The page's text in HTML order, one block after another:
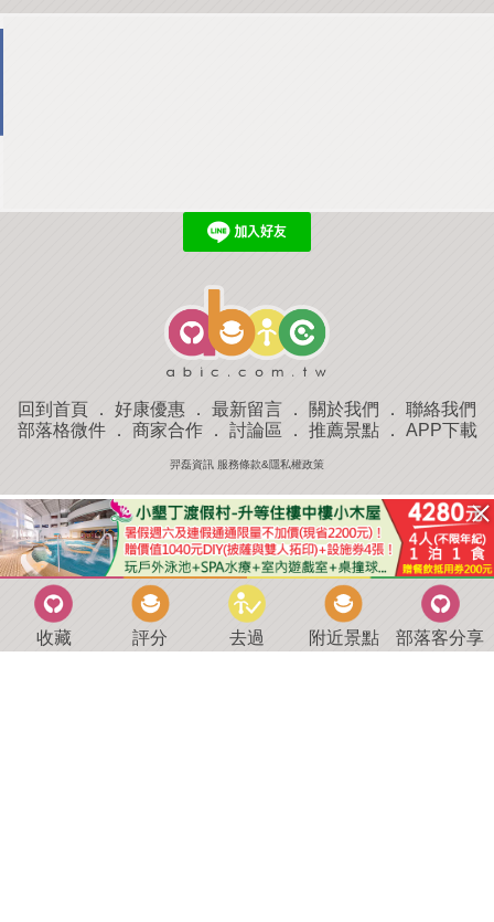
回到首頁 ． 好康優惠 ． 最新留言 ． 關於我們 ． 聯絡我們
部落格微件． 商家合作． 討論區 ． 推薦景點． APP下載
羿磊資訊 服務條款&隱私權政策
收藏 評分 去過 附近景點 部落客分享